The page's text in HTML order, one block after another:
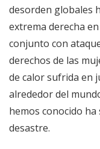
desorden globales
extrema derecha
conjunto con
derechos de las
de calor sufrida en
alrededor del
hemos conocido
desastre.